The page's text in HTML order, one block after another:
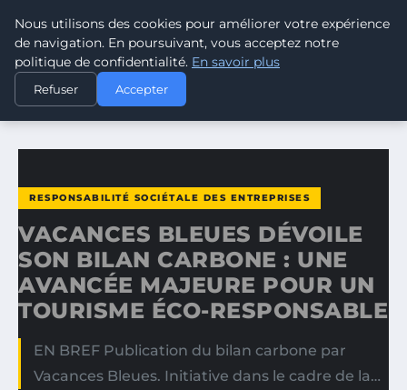
CLIMATE RESPONSE BLOG
ACCUEIL
RESPONSABILITÉ SOCIÉTALE DES ENTREPRISES
VACANCES BLEUES DÉVOILE SON BILAN CARBONE : UNE…
RESPONSABILITÉ SOCIÉTALE DES ENTREPRISES
VACANCES BLEUES DÉVOILE
SON BILAN CARBONE : UNE
AVANCÉE MAJEURE POUR UN
TOURISME ÉCO-RESPONSABLE
EN BREF Publication du bilan carbone par
Vacances Bleues. Initiative dans le cadre de la…
Nous utilisons des cookies pour améliorer votre expérience
de navigation. En poursuivant, vous acceptez notre
politique de confidentialité. En savoir plus
Refuser Accepter